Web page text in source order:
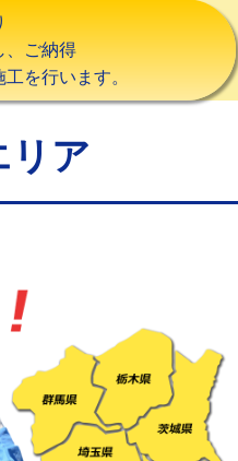
16,500円
3,300円
作
使
33,000円
使
+8,800円
、ご納得
を行います。
リア